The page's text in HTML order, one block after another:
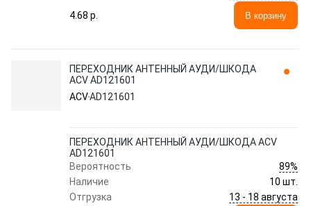
4.68 p.
В корзину
ПЕРЕХОДНИК АНТЕННЫЙ АУДИ/ШКОДА
ACV AD121601
ACVAD121601
ПЕРЕХОДНИК АНТЕННЫЙ АУДИ/ШКОДА ACV
AD121601
Вероятность
89%
Наличие
10 шт.
Отгрузка
13 - 18 августа